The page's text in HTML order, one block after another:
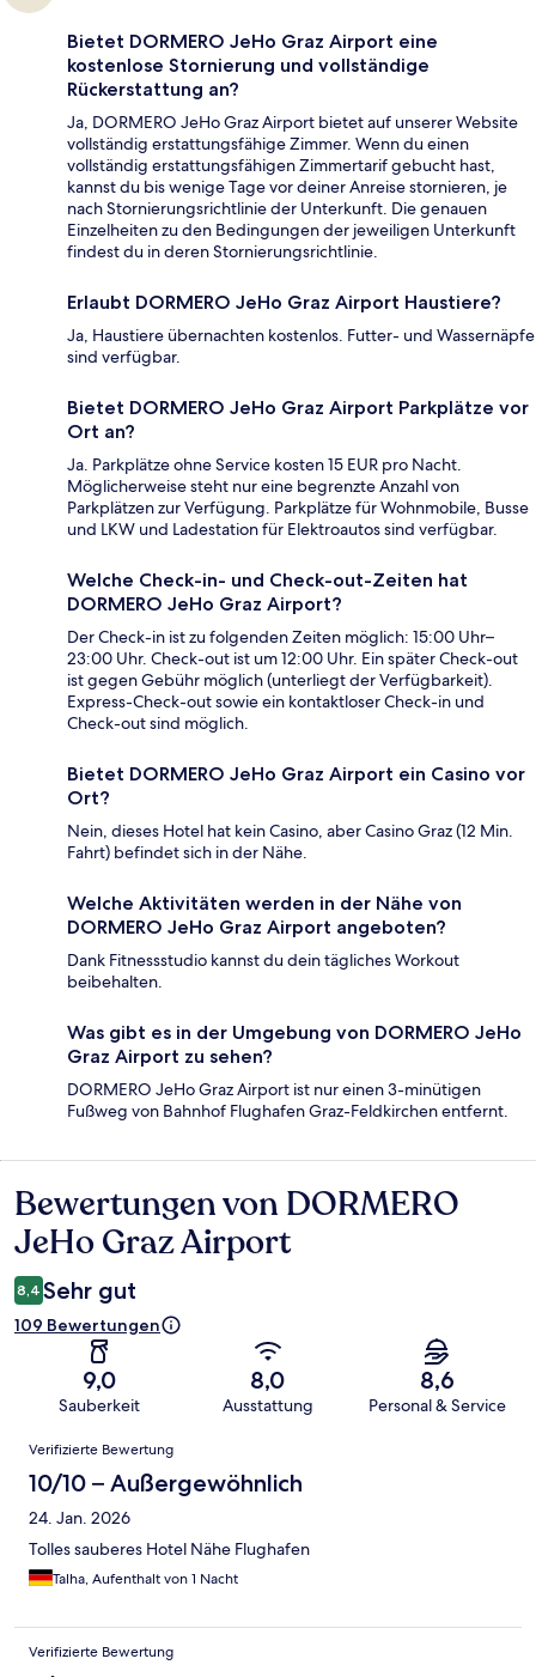
Bietet DORMERO JeHo Graz Airport eine
kostenlose Stornierung und vollständige
Rückerstattung an?
Ja, DORMERO JeHo Graz Airport bietet auf unserer Website
vollständig erstattungsfähige Zimmer. Wenn du einen
vollständig erstattungsfähigen Zimmertarif gebucht hast,
kannst du bis wenige Tage vor deiner Anreise stornieren, je
nach Stornierungsrichtlinie der Unterkunft. Die genauen
Einzelheiten zu den Bedingungen der jeweiligen Unterkunft
findest du in deren Stornierungsrichtlinie.
Erlaubt DORMERO JeHo Graz Airport Haustiere?
Ja, Haustiere übernachten kostenlos. Futter- und Wassernäpfe
sind verfügbar.
Bietet DORMERO JeHo Graz Airport Parkplätze vor
Ort an?
Ja. Parkplätze ohne Service kosten 15 EUR pro Nacht.
Möglicherweise steht nur eine begrenzte Anzahl von
Parkplätzen zur Verfügung. Parkplätze für Wohnmobile, Busse
und LKW und Ladestation für Elektroautos sind verfügbar.
Welche Check-in- und Check-out-Zeiten hat
DORMERO JeHo Graz Airport?
Der Check-in ist zu folgenden Zeiten möglich: 15:00 Uhr–
23:00 Uhr. Check-out ist um 12:00 Uhr. Ein später Check-out
ist gegen Gebühr möglich (unterliegt der Verfügbarkeit).
Express-Check-out sowie ein kontaktloser Check-in und
Check-out sind möglich.
Bietet DORMERO JeHo Graz Airport ein Casino vor
Ort?
Nein, dieses Hotel hat kein Casino, aber Casino Graz (12 Min.
Fahrt) befindet sich in der Nähe.
Welche Aktivitäten werden in der Nähe von
DORMERO JeHo Graz Airport angeboten?
Dank Fitnessstudio kannst du dein tägliches Workout
beibehalten.
Was gibt es in der Umgebung von DORMERO JeHo
Graz Airport zu sehen?
DORMERO JeHo Graz Airport ist nur einen 3-minütigen
Fußweg von Bahnhof Flughafen Graz-Feldkirchen entfernt.
Bewertungen
Bewertungen von DORMERO
JeHo Graz Airport
8,4 Sehr gut
109 Bewertungen
9,0
Sauberkeit
8,0
Ausstattung
8,6
Personal & Service
Bewertungen
Verifizierte Bewertung
10/10 – Außergewöhnlich
24. Jan. 2026
Tolles sauberes Hotel Nähe Flughafen
Talha, Aufenthalt von 1 Nacht
Verifizierte Bewertung